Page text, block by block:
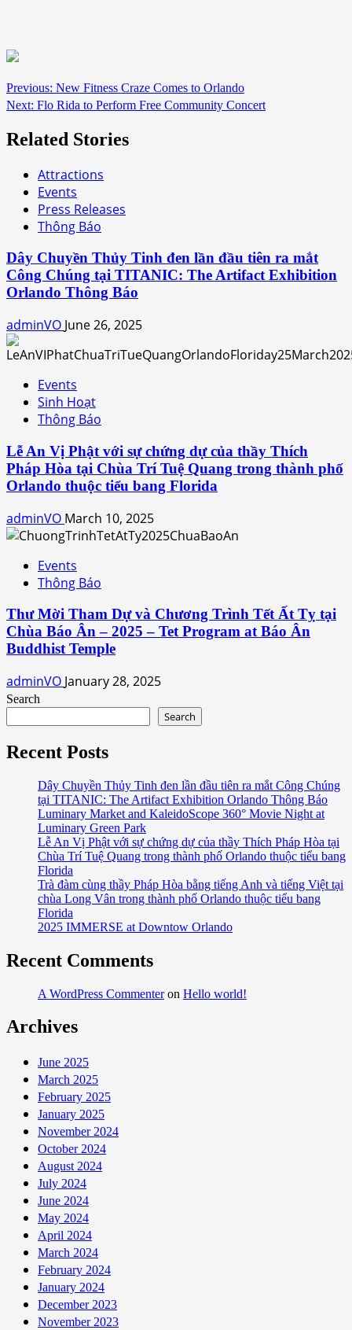
Continue
Reading
Previous: New Fitness Craze Comes to Orlando
Next: Flo Rida to Perform Free Community Concert
Related Stories
Attractions
Events
Press Releases
Thông Báo
Dây Chuyền Thủy Tinh đen lần đầu tiên ra mắt
Công Chúng tại TITANIC: The Artifact Exhibition
Orlando Thông Báo
adminVO June 26, 2025
Events
Sinh Hoạt
Thông Báo
Lễ An Vị Phật với sự chứng dự của thầy Thích
Pháp Hòa tại Chùa Trí Tuệ Quang trong thành phố
Orlando thuộc tiểu bang Florida
adminVO March 10, 2025
Events
Thông Báo
Thư Mời Tham Dự và Chương Trình Tết Ất Tỵ tại
Chùa Báo Ân – 2025 – Tet Program at Báo Ân
Buddhist Temple
adminVO January 28, 2025
Search
Search
Recent Posts
Dây Chuyền Thủy Tinh đen lần đầu tiên ra mắt Công Chúng
tại TITANIC: The Artifact Exhibition Orlando Thông Báo
Luminary Market and KaleidoScope 360° Movie Night at
Luminary Green Park
Lễ An Vị Phật với sự chứng dự của thầy Thích Pháp Hòa tại
Chùa Trí Tuệ Quang trong thành phố Orlando thuộc tiểu bang
Florida
Trà đàm cùng thầy Pháp Hòa bằng tiếng Anh và tiếng Việt tại
chùa Long Vân trong thành phố Orlando thuộc tiểu bang
Florida
2025 IMMERSE at Downtow Orlando
Recent Comments
A WordPress Commenteron Hello world!
Archives
June 2025
March 2025
February 2025
January 2025
November 2024
October 2024
August 2024
July 2024
June 2024
May 2024
April 2024
March 2024
February 2024
January 2024
December 2023
November 2023